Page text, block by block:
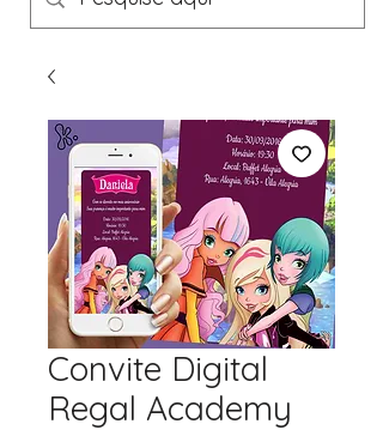
Convite Digital
Regal Academy